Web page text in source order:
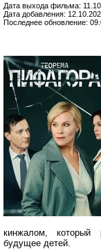
Дата выхода фильма:
Дата добавления:
Последнее обновление:
кинжалом, который
будущее детей.